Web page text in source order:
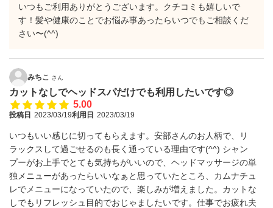
いつもご利用ありがとうございます。クチコミも嬉しいで
す！髪や健康のことでお悩み事あったらいつでもご相談くだ
さい〜(⁠^⁠^⁠)
みちこ さん
カットなしでヘッドスパだけでも利用したいです◎
5.00
投稿日 2023/03/19利用日 2023/03/19
いつもいい感じに切ってもらえます。安部さんのお人柄で、リ
ラックスして過ごせるのも長く通っている理由です(^^) シャン
プーがお上手でとても気持ちがいいので、ヘッドマッサージの単
独メニューがあったらいいなぁと思っていたところ、カムナチュ
レでメニューになっていたので、楽しみが増えました。カットな
しでもリフレッシュ目的でおじゃましたいです。仕事でお疲れ夫